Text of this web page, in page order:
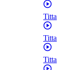
Titta
Titta
Titta